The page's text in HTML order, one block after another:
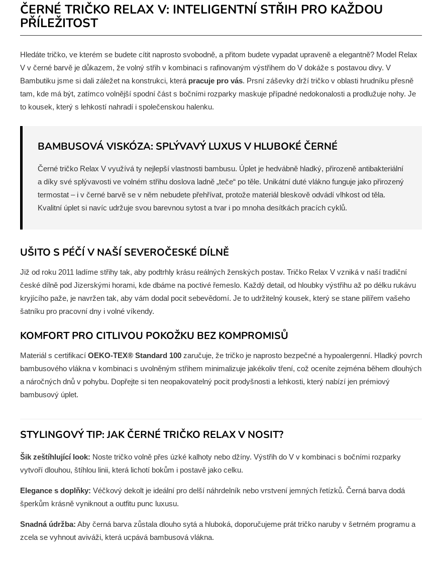
ČERNÉ TRIČKO RELAX V: INTELIGENTNÍ STŘIH PRO KAŽDOU
PŘÍLEŽITOST
Hledáte tričko, ve kterém se budete cítit naprosto svobodně, a přitom budete vypadat upraveně a elegantně? Model Relax
V v černé barvě je důkazem, že volný střih v kombinaci s rafinovaným výstřihem do V dokáže s postavou divy. V
Bambutiku jsme si dali záležet na konstrukci, která pracuje pro vás. Prsní záševky drží tričko v oblasti hrudníku přesně
tam, kde má být, zatímco volnější spodní část s bočními rozparky maskuje případné nedokonalosti a prodlužuje nohy. Je
to kousek, který s lehkostí nahradí i společenskou halenku.
BAMBUSOVÁ VISKÓZA: SPLÝVAVÝ LUXUS V HLUBOKÉ ČERNÉ
Černé tričko Relax V využívá ty nejlepší vlastnosti bambusu. Úplet je hedvábně hladký, přirozeně antibakteriální
a díky své splývavosti ve volném střihu doslova ladně „teče“ po těle. Unikátní duté vlákno funguje jako přirozený
termostat – i v černé barvě se v něm nebudete přehřívat, protože materiál bleskově odvádí vlhkost od těla.
Kvalitní úplet si navíc udržuje svou barevnou sytost a tvar i po mnoha desítkách pracích cyklů.
UŠITO S PÉČÍ V NAŠÍ SEVEROČESKÉ DÍLNĚ
Již od roku 2011 ladíme střihy tak, aby podtrhly krásu reálných ženských postav. Tričko Relax V vzniká v naší tradiční
české dílně pod Jizerskými horami, kde dbáme na poctivé řemeslo. Každý detail, od hloubky výstřihu až po délku rukávu
kryjícího paže, je navržen tak, aby vám dodal pocit sebevědomí. Je to udržitelný kousek, který se stane pilířem vašeho
šatníku pro pracovní dny i volné víkendy.
KOMFORT PRO CITLIVOU POKOŽKU BEZ KOMPROMISŮ
Materiál s certifikací OEKO-TEX® Standard 100 zaručuje, že tričko je naprosto bezpečné a hypoalergenní. Hladký povrch
bambusového vlákna v kombinaci s uvolněným střihem minimalizuje jakékoliv tření, což oceníte zejména během dlouhých
a náročných dnů v pohybu. Dopřejte si ten neopakovatelný pocit prodyšnosti a lehkosti, který nabízí jen prémiový
bambusový úplet.
STYLINGOVÝ TIP: JAK ČERNÉ TRIČKO RELAX V NOSIT?
Šik zeštíhlující look: Noste tričko volně přes úzké kalhoty nebo džíny. Výstřih do V v kombinaci s bočními rozparky
vytvoří dlouhou, štíhlou linii, která lichotí bokům i postavě jako celku.
Elegance s doplňky: Véčkový dekolt je ideální pro delší náhrdelník nebo vrstvení jemných řetízků. Černá barva dodá
šperkům krásně vyniknout a outfitu punc luxusu.
Snadná údržba: Aby černá barva zůstala dlouho sytá a hluboká, doporučujeme prát tričko naruby v šetrném programu a
zcela se vyhnout aviváži, která ucpává bambusová vlákna.